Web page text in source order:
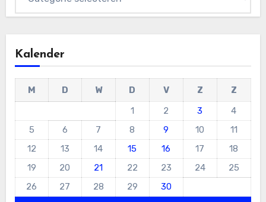
Kalender
M D W D V Z
Z
1
2 3
4
5
6 7 8 9 10
11
12
13 14 15 16 17
18
19
20 21 22 23 24
25
26
27 28 29 30